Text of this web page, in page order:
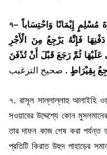
৭–
فَإِنَّهُ يَرْجِعُ مِنَ الْأَجْرِ
ثُمَّ رَجَعَ قَبْلَ أَنْ تُدْفَنَ
بِقِيْرَاطٍ .
৭. রাসূল সাল্লাল্লাহু আলাইহি
সওয়াবের উদ্দেশ্যে কোন
তার দাফন কাজ শেষ করা পর্যন্ত
প্রতিটি কিরাত উহুদ পাহাড়ের